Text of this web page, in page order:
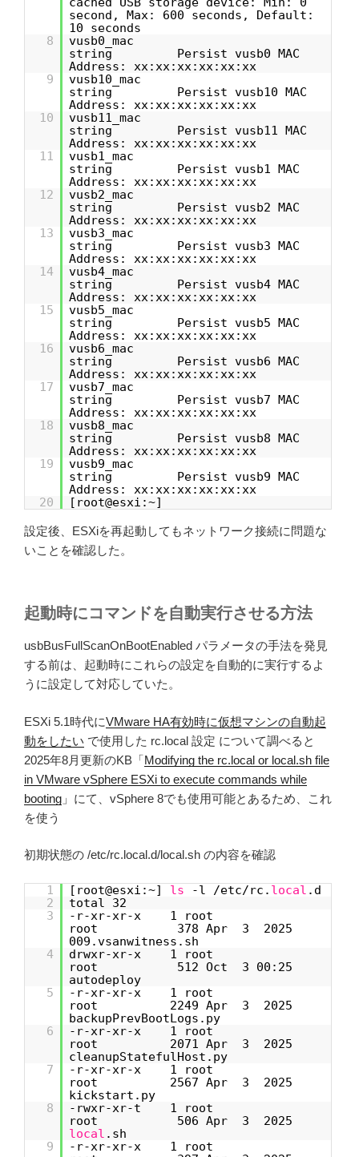
second, Max: 600 seconds, Default:
10 seconds
8
vusb0_mac
string Persist vusb0 MAC
Address: xx:xx:xx:xx:xx:xx
9
vusb10_mac
string Persist vusb10 MAC
Address: xx:xx:xx:xx:xx:xx
10
vusb11_mac
string Persist vusb11 MAC
Address: xx:xx:xx:xx:xx:xx
11
vusb1_mac
string Persist vusb1 MAC
Address: xx:xx:xx:xx:xx:xx
12
vusb2_mac
string Persist vusb2 MAC
Address: xx:xx:xx:xx:xx:xx
13
vusb3_mac
string Persist vusb3 MAC
Address: xx:xx:xx:xx:xx:xx
14
vusb4_mac
string Persist vusb4 MAC
Address: xx:xx:xx:xx:xx:xx
15
vusb5_mac
string Persist vusb5 MAC
Address: xx:xx:xx:xx:xx:xx
16
vusb6_mac
string Persist vusb6 MAC
Address: xx:xx:xx:xx:xx:xx
17
vusb7_mac
string Persist vusb7 MAC
Address: xx:xx:xx:xx:xx:xx
18
vusb8_mac
string Persist vusb8 MAC
Address: xx:xx:xx:xx:xx:xx
19
vusb9_mac
string Persist vusb9 MAC
Address: xx:xx:xx:xx:xx:xx
20
[root@esxi:~]
設定後、ESXiを再起動してもネットワーク接続に問題な
いことを確認した。
起動時にコマンドを自動実行させる方法
usbBusFullScanOnBootEnabled パラメータの手法を発見
する前は、起動時にこれらの設定を自動的に実行するよ
うに設定して対応していた。
ESXi 5.1時代にVMware HA有効時に仮想マシンの自動起
動をしたい で使用した rc.local 設定 について調べると
2025年8月更新のKB「Modifying the rc.local or local.sh file
in VMware vSphere ESXi to execute commands while
booting 」にて、vSphere 8でも使用可能とあるため、これ
を使う
初期状態の /etc/rc.local.d/local.sh の内容を確認
1 [root@esxi:~] ls -l /etc/rc. local .d
2
total 32
3
-r-xr-xr-x 1 root
root 378 Apr 3 2025
009.vsanwitness.sh
4
drwxr-xr-x 1 root
root 512 Oct 3 00:25
autodeploy
5
-r-xr-xr-x 1 root
root 2249 Apr 3 2025
backupPrevBootLogs.py
6
-r-xr-xr-x 1 root
root 2071 Apr 3 2025
cleanupStatefulHost.py
7
-r-xr-xr-x 1 root
root 2567 Apr 3 2025
kickstart.py
8
-rwxr-xr-t 1 root
root 506 Apr 3 2025
local .sh
9
-r-xr-xr-x 1 root